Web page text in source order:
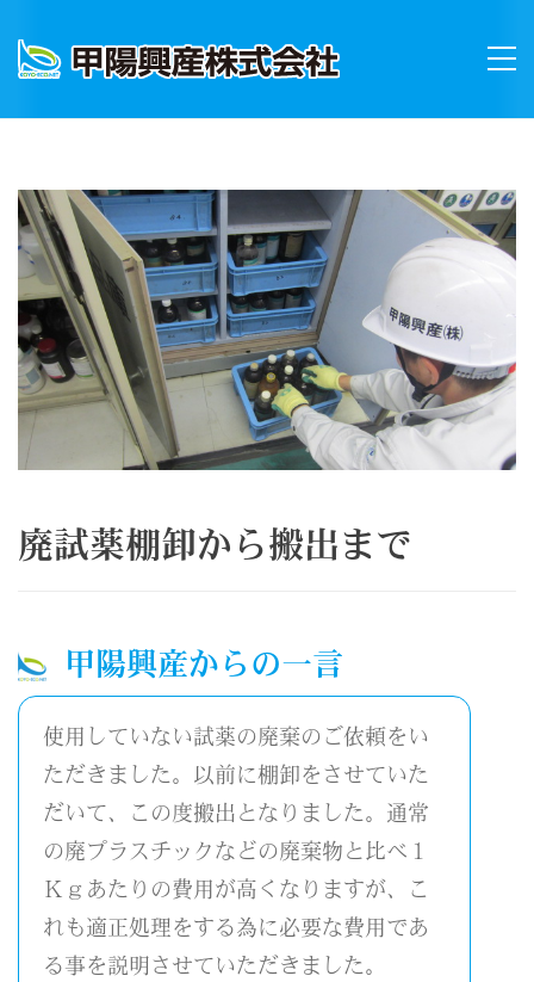
廃試薬棚卸から搬出まで
甲陽興産からの一言
使用していない試薬の廃棄のご依頼をい
ただきました。以前に棚卸をさせていた
だいて、この度搬出となりました。通常
の廃プラスチックなどの廃棄物と比べ１
Ｋｇあたりの費用が高くなりますが、こ
れも適正処理をする為に必要な費用であ
る事を説明させていただきました。